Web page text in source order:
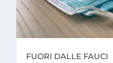
FUORI DALLE FAUCI